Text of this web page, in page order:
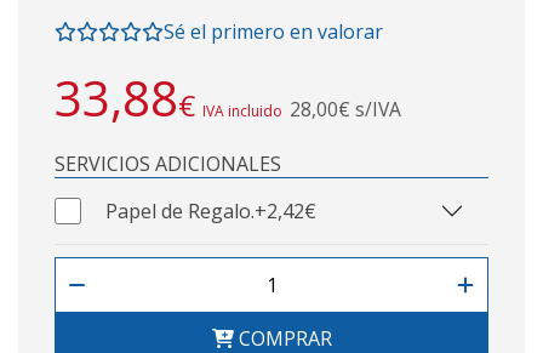
Sé el primero en valorar
33,88€ IVA incluido 28,00€ s/IVA
SERVICIOS ADICIONALES
Papel de Regalo.+2,42€
COMPRAR